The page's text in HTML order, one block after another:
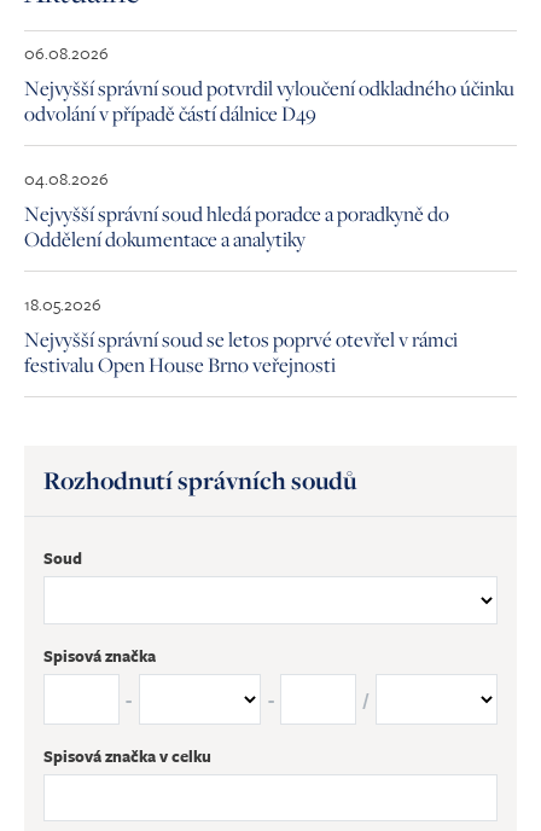
06.08.2026
Nejvyšší správní soud potvrdil vyloučení odkladného účinku
odvolání v případě částí dálnice D49
04.08.2026
Nejvyšší správní soud hledá poradce a poradkyně do
Oddělení dokumentace a analytiky
18.05.2026
Nejvyšší správní soud se letos poprvé otevřel v rámci
festivalu Open House Brno veřejnosti
Rozhodnutí správních soudů
Soud
Spisová značka
-
- /
Spisová značka v celku